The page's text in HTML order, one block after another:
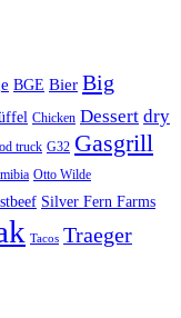
BGE Bier Big
Chicken Dessert dry
truck G32 Gasgrill
Otto Wilde
Silver Fern Farms
Tacos Traeger